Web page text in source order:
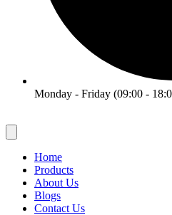
Monday - Friday (09:00 -
Home
Products
About Us
Blogs
Contact Us